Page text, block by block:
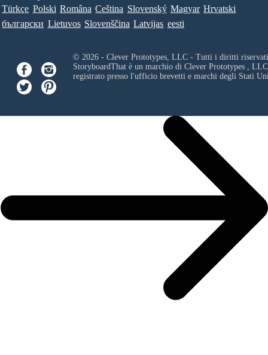
Türkçe Polski Româna Ceština Slovenský Magyar Hrvatski
български Lietuvos Slovenščina Latvijas eesti
© 2026 - Clever Prototypes, LLC - Tutti i diritti
StoryboardThat è un marchio di Clever Prototypes , LLC
registrato presso l'ufficio brevetti e marchi degli Stati